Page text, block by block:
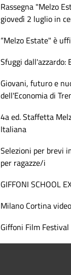
Rassegna "Melzo
giovedì 2 luglio in
“Melzo Estate" è
Sfuggi dall'azzardo:
Giovani, futuro e
dell'Economia di
4a ed. Staffetta
Italiana
Selezioni per brevi
per ragazze/i
GIFFONI SCHOOL
Milano Cortina
Giffoni Film